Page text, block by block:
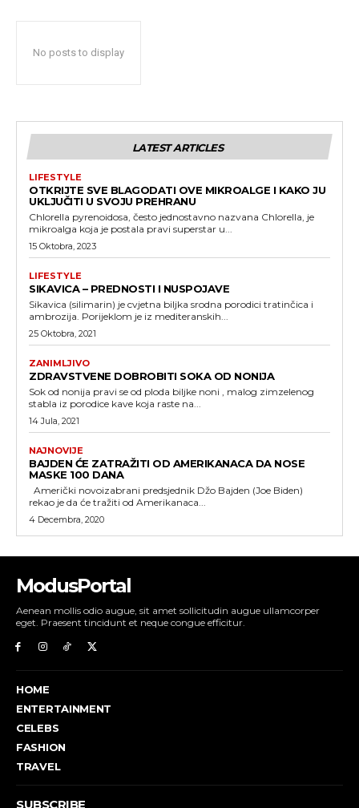
No posts to display
LATEST ARTICLES
LIFESTYLE
OTKRIJTE SVE BLAGODATI OVE MIKROALGE I KAKO JU
UKLJUČITI U SVOJU PREHRANU
Chlorella pyrenoidosa, često jednostavno nazvana Chlorella, je
mikroalga koja je postala pravi superstar u...
15 Oktobra, 2023
LIFESTYLE
SIKAVICA – PREDNOSTI I NUSPOJAVE
Sikavica (silimarin) je cvjetna biljka srodna porodici tratinčica i
ambrozija. Porijeklom je iz mediteranskih...
25 Oktobra, 2021
ZANIMLJIVO
ZDRAVSTVENE DOBROBITI SOKA OD NONIJA
Sok od nonija pravi se od ploda biljke noni , malog zimzelenog
stabla iz porodice kave koja raste na...
14 Jula, 2021
NAJNOVIJE
BAJDEN ĆE ZATRAŽITI OD AMERIKANACA DA NOSE
MASKE 100 DANA
rekao je da će tražiti od Amerikanaca...
4 Decembra, 2020
ModusPortal
Aenean mollis odio augue, sit amet sollicitudin augue ullamcorper
eget. Praesent tincidunt et neque congue efficitur.
HOME
ENTERTAINMENT
CELEBS
FASHION
TRAVEL
SUBSCRIBE